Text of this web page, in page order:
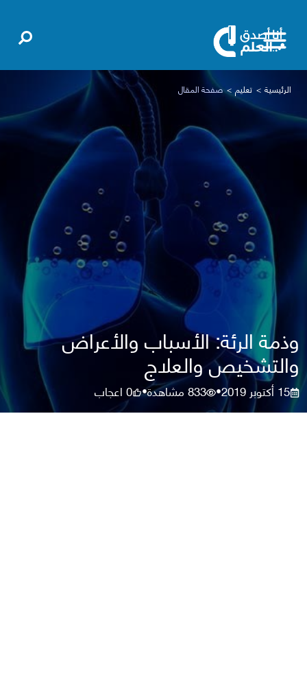
الرئيسية تعليم صفحة المقال
وذمة الرئة: الأسباب والأعراض
والتشخيص والعلاج
15 أكتوبر 2019 •
833مشاهدة•
0اعجاب